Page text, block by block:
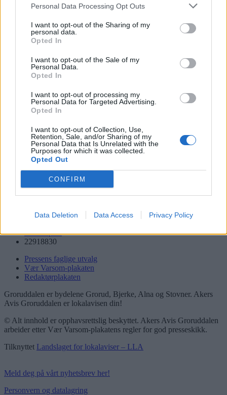
Personal Data Processing Opt Outs
I want to opt-out of the Sharing of my
personal data.
Opted In
I want to opt-out of the Sale of my
Personal Data.
Opted In
I want to opt-out of processing my
Personal Data for Targeted Advertising.
Opted In
I want to opt-out of Collection, Use,
Retention, Sale, and/or Sharing of my
Personal Data that Is Unrelated with the
Purposes for which it was collected.
Opted Out
CONFIRM
Data Deletion Data Access Privacy Policy
Kjempet for naturreservatet i 37 år:
Nå er Røverkollen fri for hogst-trusler
Abonnement
Logg inn
Kontakt
Trondheimsveien 459
0962 Oslo
Åpningstider
Sentralbord mandag-fredag 08.30-16.30
22 91 88 20
Send e-post
22918830
Pressens faglige utvalg
Vær Varsom-plakaten
Redaktørplakaten
Groruddalen er bydelene Grorud, Bjerke, Alna og Stovner. Akers
Avis Groruddalen er lokalavisen din!
© Alt innhold er opphavsrettslig beskyttet. Akers Avis Groruddalen
arbeider etter Vær Varsom-plakatens regler for god presseskikk.
Tilknyttet Landslaget for lokalaviser – LLA
Meld deg på vårt nyhetsbrev her!
Personvern og datalagring